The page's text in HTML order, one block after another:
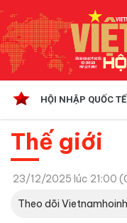
HỘI NHẬP QUỐC TẾ
Thế giới
23/12/2025 lúc 21:00
Theo dõi